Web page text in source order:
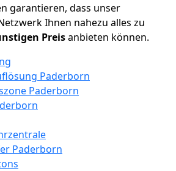
garantieren, dass unser
Ihnen nahezu alles zu
Preisanbieten können.
Paderborn
Paderborn
Paderborn